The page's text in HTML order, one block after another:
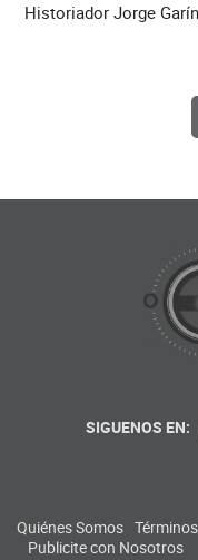
Historiador Jorge
SIGUENOS EN:
Quiénes Somos
Publicite con Nosotros